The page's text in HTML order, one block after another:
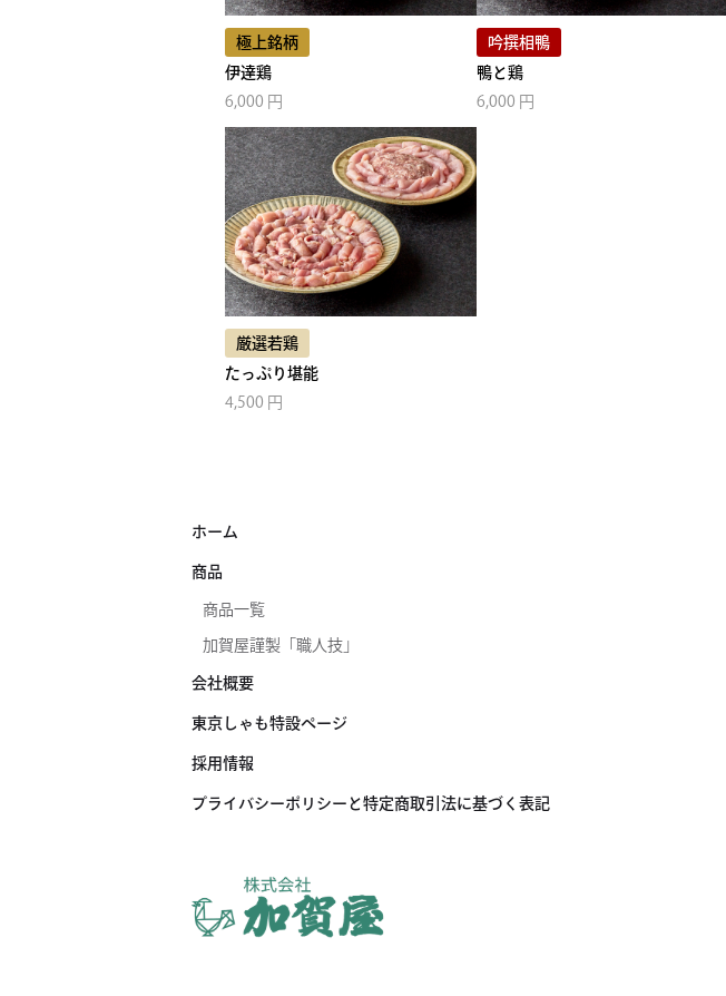
極上銘柄
伊達鶏
6,000 円
吟撰相鴨
鴨と鶏
6,000 円
厳選若鶏
たっぷり堪能
4,500 円
ホーム
商品
商品一覧
加賀屋謹製「職人技」
会社概要
東京しゃも特設ページ
採用情報
プライバシーポリシーと特定商取引法に基づく表記